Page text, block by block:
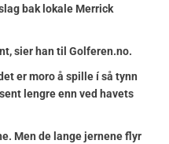
bak lokale Merrick
sier han til Golferen.no.
er moro å spille í så tynn
lengre enn ved havets
Men de lange jernene flyr